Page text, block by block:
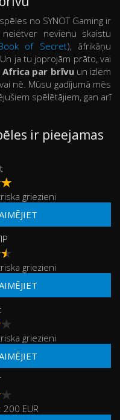
no SYNOT Gaming ir
nevienu skaistu
of Secret), āfrikāņu
ja tu joprojām prāto, vai
Africa par brīvuun izlem
nē. Mūsu gadījumā mēs
spēlētājiem, gan arī
ir pieejamas
griezieni
griezieni
griezieni
EUR